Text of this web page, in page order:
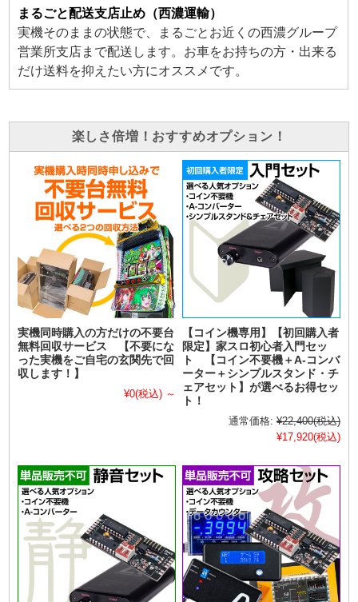
まるごと配送支店止め（西濃運輸）
実機そのままの状態で、まるごとお近くの西濃グループ
営業所支店まで配送します。お車をお持ちの方・出来る
だけ送料を抑えたい方にオススメです。
楽しさ倍増！おすすめオプション！
実機同時購入の方だけの不要台
無料回収サービス 【不要にな
った実機をご自宅の玄関先で回
収します！】
¥0(税込) ～
【コイン機専用】【初回購入者
限定】家スロ初心者入門セッ
ト 【コイン不要機＋A-コンバ
ーター＋シンプルスタンド・チ
ェアセット】が選べるお得セッ
ト！
通常価格: ¥22,400(税込)
¥17,920(税込)